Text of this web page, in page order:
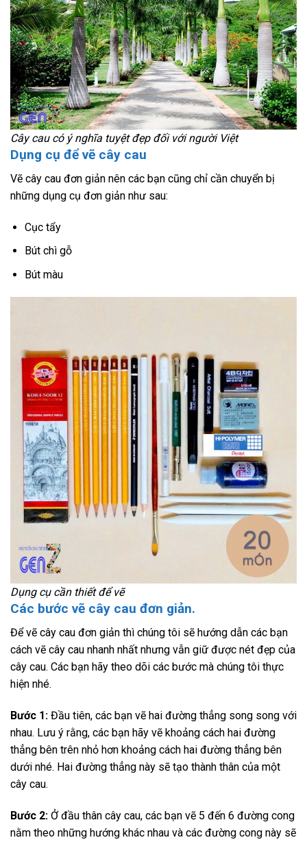
Cây cau có ý nghĩa tuyệt đẹp đối với người Việt
Dụng cụ để vẽ cây cau
Vẽ cây cau đơn giản nên các bạn cũng chỉ cần chuyển bị
những dụng cụ đơn giản như sau:
Cục tẩy
Bút chì gỗ
Bút màu
Dụng cụ cần thiết để vẽ
Các bước vẽ cây cau đơn giản.
Để vẽ cây cau đơn giản thì chúng tôi sẽ hướng dẫn các bạn
cách vẽ cây cau nhanh nhất nhưng vẫn giữ được nét đẹp của
cây cau. Các bạn hãy theo dõi các bước mà chúng tôi thực
hiện nhé.
Bước 1: Đầu tiên, các bạn vẽ hai đường thẳng song song với
nhau. Lưu ý rằng, các bạn hãy vẽ khoảng cách hai đường
thẳng bên trên nhỏ hơn khoảng cách hai đường thẳng bên
dưới nhé. Hai đường thẳng này sẽ tạo thành thân của một
cây cau.
Bước 2: Ở đầu thân cây cau, các bạn vẽ 5 đến 6 đường cong
nằm theo những hướng khác nhau và các đường cong này sẽ